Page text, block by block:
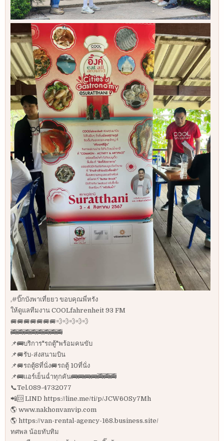
,#บิ๊กบังพาเที่ยยว ขอบคุณพี่หรัง
ให้ดูแลทีมงาน COOLfahrenheit 93 FM
🚐🚐🚐🚐🚐🚐🚐💨💨💨💨💨
🚎🚎🚎🚎🚎🚎🚎🚎
📌🚌บริการ"รถตู้"พร้อมคนขับ
📌🚐รับ-ส่งสนามบิน
📌🚐รถตู้8ที่นั่ง🚐รถตู้ 10ที่นั่ง
📌🚌แอร์เย็นฉ่ำทุกคัน🚌🚌🚌🚌🚎🚎🚎
📞Tel.089-4732077
📲🆔 LIND https://line.me/ti/p/JCW6OSy7Mh
🌎 www.nakhonvanvip.com
🌎 https://van-rental-agency-168.business.site/
ทศพล น้อยทับทิม